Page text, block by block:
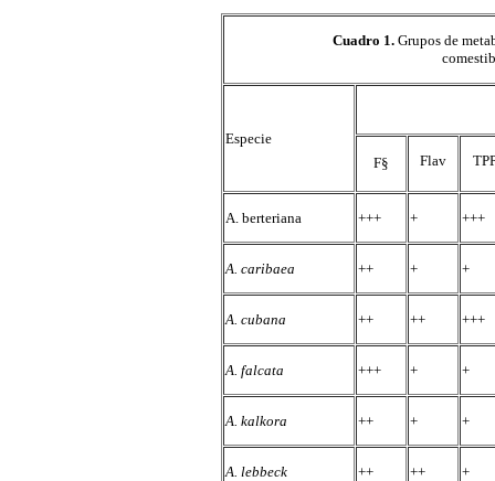
Cuadro 1. Grupos de
Especie
F§
Flav
A. berteriana +++ + +++
A. caribaea ++ + +
A. cubana ++ ++ +++
A. falcata +++ + +
A. kalkora ++ + +
A. lebbeck ++ ++ +